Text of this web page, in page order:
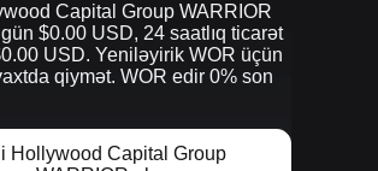
Capital Group WARRIOR
$0.00 USD, 24 saatlıq ticarət
USD. Yeniləyirik WOR üçün
qiymət. WOR edir 0% son
Hollywood Capital Group